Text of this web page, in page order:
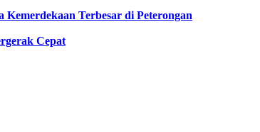
Terbesar di Peterongan
Cepat